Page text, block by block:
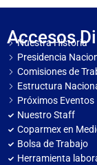
Accesos
Nuestra Historia
Presidencia
Comisiones de
Estructura
Próximos Eventos
Nuestro Staff
Coparmex en
Bolsa de Trabajo
Herramienta